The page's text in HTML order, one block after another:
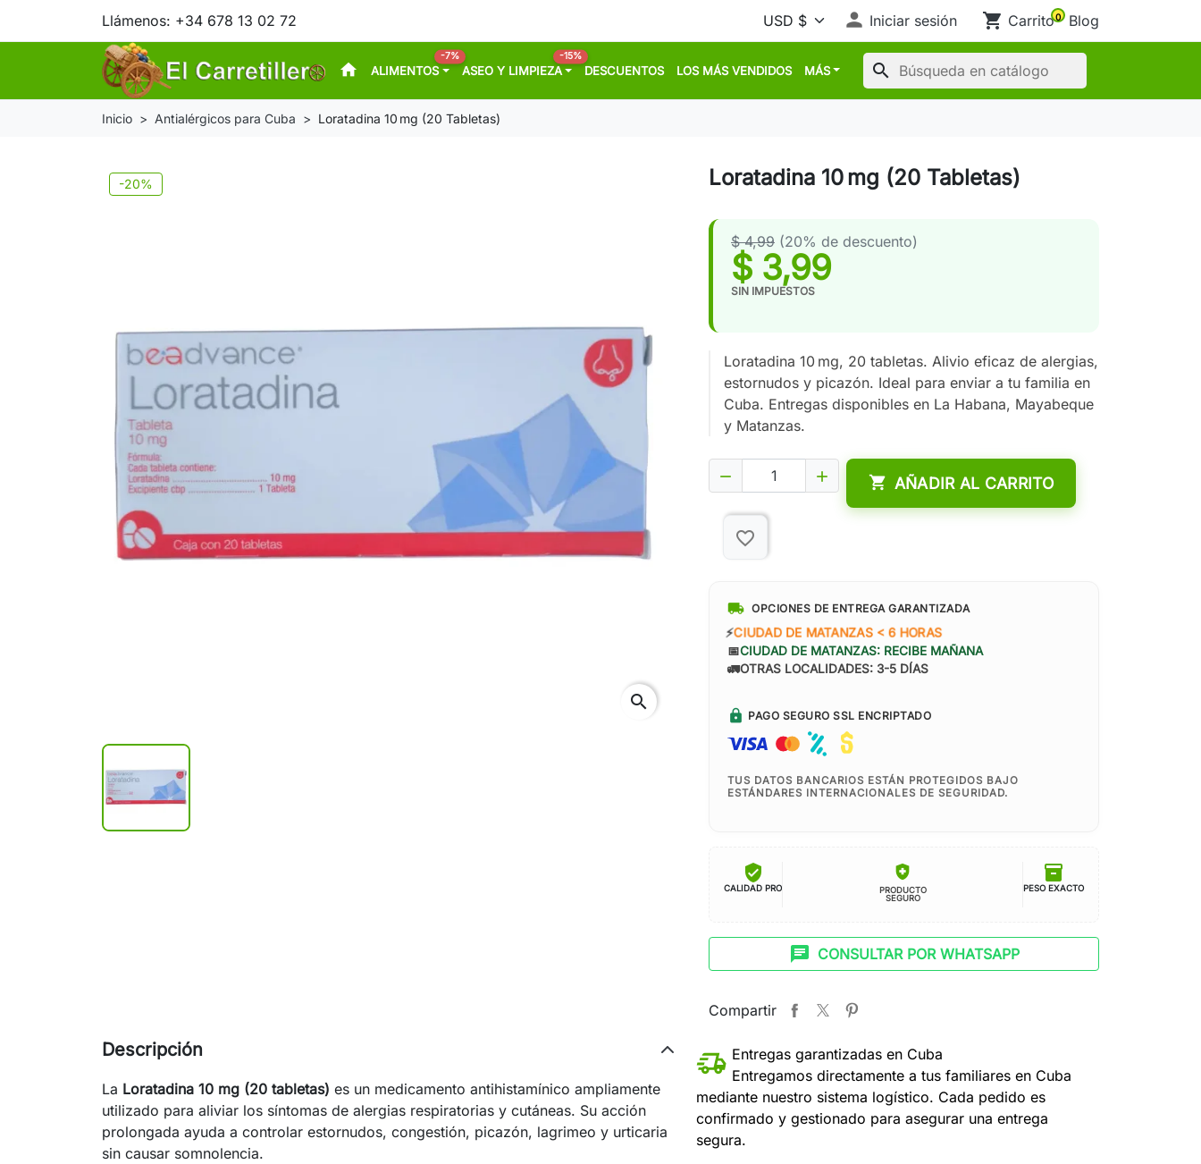
Llámenos: +34 678 13 02 72  Iniciar sesión shopping_cart Carrito0 Blog
home ALIMENTOS
-7%
ASEO Y LIMPIEZA
-15%
DESCUENTOS LOS MÁS VENDIDOS MÁS search
Inicio Antialérgicos para Cuba Loratadina 10 mg (20 Tabletas)
-20%
search
Loratadina 10 mg (20 Tabletas)
$ 4,99 (20% de descuento)
$ 3,99
SIN IMPUESTOS
Loratadina 10 mg, 20 tabletas. Alivio eficaz de alergias,
estornudos y picazón. Ideal para enviar a tu familia en
Cuba. Entregas disponibles en La Habana, Mayabeque
y Matanzas.
   AÑADIR AL CARRITO
favorite_border
local_shipping OPCIONES DE ENTREGA GARANTIZADA
⚡CIUDAD DE MATANZAS < 6 HORAS
📅CIUDAD DE MATANZAS: RECIBE MAÑANA
🚛OTRAS LOCALIDADES: 3-5 DÍAS
lock PAGO SEGURO SSL ENCRIPTADO
TUS DATOS BANCARIOS ESTÁN PROTEGIDOS BAJO
ESTÁNDARES INTERNACIONALES DE SEGURIDAD.
verified_user
CALIDAD PRO
health_and_safety
PRODUCTO
SEGURO
inventory_2
PESO EXACTO
chat CONSULTAR POR WHATSAPP
Compartir
Entregas garantizadas en Cuba
Entregamos directamente a tus familiares en Cuba
mediante nuestro sistema logístico. Cada pedido es
confirmado y gestionado para asegurar una entrega
segura.
Descripción
La Loratadina 10 mg (20 tabletas) es un medicamento antihistamínico ampliamente
utilizado para aliviar los síntomas de alergias respiratorias y cutáneas. Su acción
prolongada ayuda a controlar estornudos, congestión, picazón, lagrimeo y urticaria
sin causar somnolencia.